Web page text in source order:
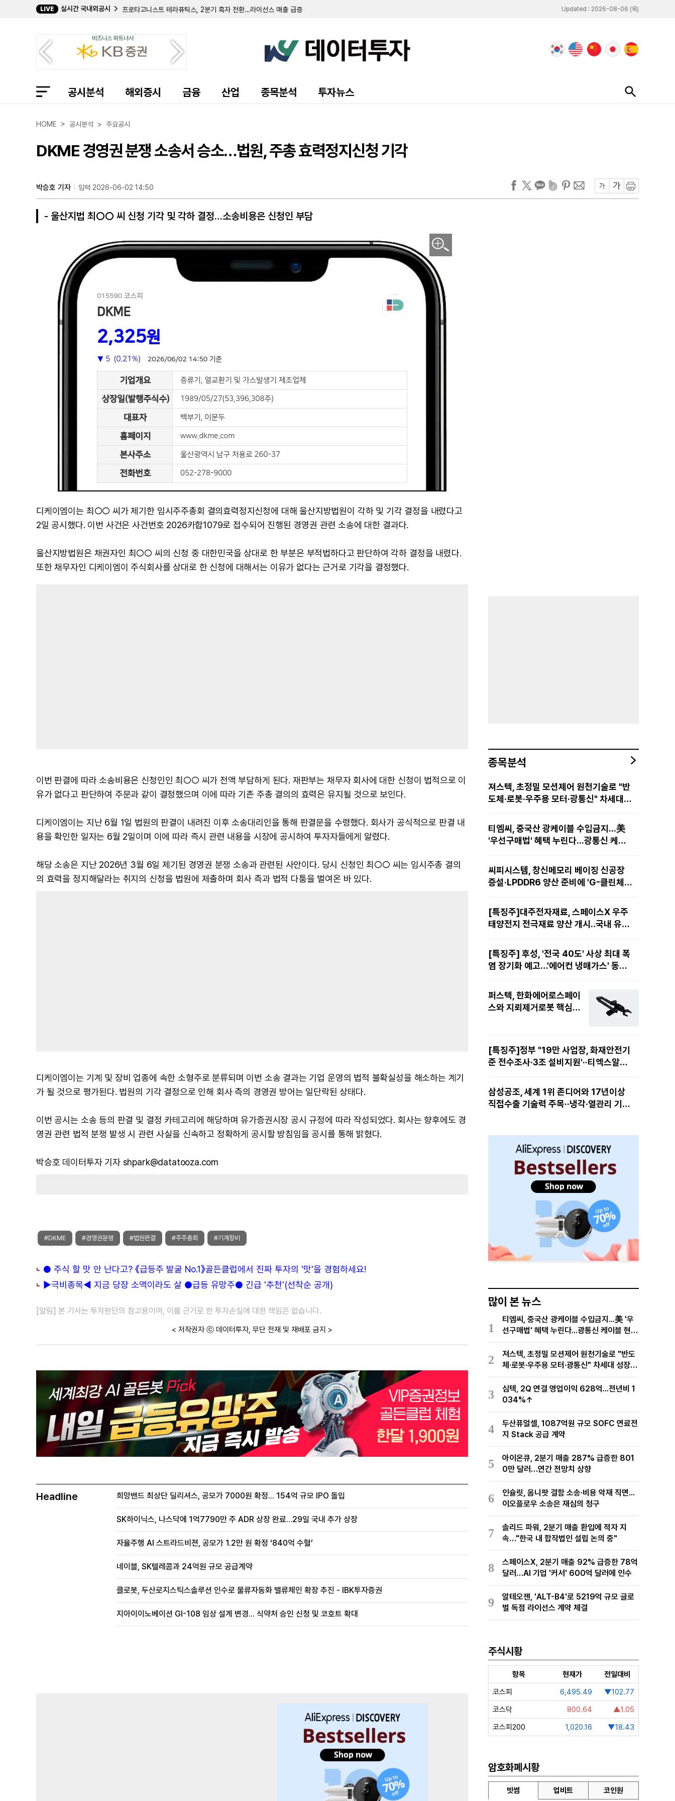
LIVE 실시간 국내외공시
클리어웨이 에너지 C, 2분기 순이익 3000만 달러 기록…연간 가이던스는 하향 조정
데이브, 2분기 매출 30% 성장한 1억 7080만 달러…연간 전망치 상향
레미틀리 글로벌, 2분기 활성 고객 1000만 명 돌파…연간 전망치 상향
SI타임, 2분기 매출 127% 급증한 1억 5740만 달러... 르네사스 타이밍 사업 인수 완료
샌디스크, 4분기 매출 51% 급증…140억 달러 추가 자사주 매입 승인
유니버설 테크니컬 인스티튜트, 3분기 매출 7.2% 증가... 연간 가이던스는 하향 조정
스코츠 미러클 그로, 하스혼 매각 손실 1억 달러 달해…일회성 비용 세부 내역 공개
클로버 헬스, 2분기 흑자 전환 성공…연간 실적 전망치 일제히 상향
Updated : 2026-08-06 (목)
비즈니스 파트너사
공시분석 해외증시 금융 산업 종목분석 투자뉴스
HOME > 공시분석 > 주요공시
DKME 경영권 분쟁 소송서 승소…법원, 주총 효력정지신청 기각
박승호 기자 입력 2026-06-02 14:50
- 울산지법 최○○ 씨 신청 기각 및 각하 결정…소송비용은 신청인 부담
디케이엠이는 최○○ 씨가 제기한 임시주주총회 결의효력정지신청에 대해 울산지방법원이 각하 및 기각 결정을 내렸다고
2일 공시했다. 이번 사건은 사건번호 2026카합1079로 접수되어 진행된 경영권 관련 소송에 대한 결과다.
울산지방법원은 채권자인 최○○ 씨의 신청 중 대한민국을 상대로 한 부분은 부적법하다고 판단하여 각하 결정을 내렸다.
또한 채무자인 디케이엠이 주식회사를 상대로 한 신청에 대해서는 이유가 없다는 근거로 기각을 결정했다.
이번 판결에 따라 소송비용은 신청인인 최○○ 씨가 전액 부담하게 된다. 재판부는 채무자 회사에 대한 신청이 법적으로 이
유가 없다고 판단하여 주문과 같이 결정했으며 이에 따라 기존 주총 결의의 효력은 유지될 것으로 보인다.
디케이엠이는 지난 6월 1일 법원의 판결이 내려진 이후 소송대리인을 통해 판결문을 수령했다. 회사가 공식적으로 판결 내
용을 확인한 일자는 6월 2일이며 이에 따라 즉시 관련 내용을 시장에 공시하여 투자자들에게 알렸다.
해당 소송은 지난 2026년 3월 6일 제기된 경영권 분쟁 소송과 관련된 사안이다. 당시 신청인 최○○ 씨는 임시주총 결의
의 효력을 정지해달라는 취지의 신청을 법원에 제출하며 회사 측과 법적 다툼을 벌여온 바 있다.
디케이엠이는 기계 및 장비 업종에 속한 소형주로 분류되며 이번 소송 결과는 기업 운영의 법적 불확실성을 해소하는 계기
가 될 것으로 평가된다. 법원의 기각 결정으로 인해 회사 측의 경영권 방어는 일단락된 상태다.
이번 공시는 소송 등의 판결 및 결정 카테고리에 해당하며 유가증권시장 공시 규정에 따라 작성되었다. 회사는 향후에도 경
영권 관련 법적 분쟁 발생 시 관련 사실을 신속하고 정확하게 공시할 방침임을 공시를 통해 밝혔다.
박승호 데이터투자 기자 shpark@datatooza.com
#DKME #경영권분쟁 #법원판결 #주주총회 #기계장비
● 주식 할 맛 안 난다고? 《급등주 발굴 No.1》골든클럽에서 진짜 투자의 '맛'을 경험하세요!
▶극비종목◀ 지금 당장 소액이라도 살 ●급등 유망주● 긴급 '추천'(선착순 공개)
[알림] 본 기사는 투자판단의 참고용이며, 이를 근거로 한 투자손실에 대한 책임은 없습니다.
< 저작권자 ⓒ 데이터투자, 무단 전재 및 재배포 금지 >
Headline 희망밴드 최상단 딜리셔스, 공모가 7000원 확정... 154억 규모 IPO 돌입
SK하이닉스, 나스닥에 1억7790만 주 ADR 상장 완료…29일 국내 추가 상장
자율주행 AI 스트라드비젼, 공모가 1.2만 원 확정 ‘840억 수혈’
네이블, SK텔레콤과 24억원 규모 공급계약
클로봇, 두산로지스틱스솔루션 인수로 물류자동화 밸류체인 확장 추진 - IBK투자증권
지아이이노베이션 GI-108 임상 설계 변경... 식약처 승인 신청 및 코호트 확대
종목분석
져스텍, 초정밀 모션제어 원천기술로 "반
도체·로봇·우주용 모터·광통신" 차세대
티엠씨, 중국산 광케이블 수입금지...美
'우선구매법' 혜택 누린다...광통신 케이
씨피시스템, 창신메모리 베이징 신공장
증설·LPDDR6 양산 준비에 'G-클린체
[특징주]대주전자재료, 스페이스X 우주
태양전지 전극재료 양산 개시‥국내 유일
[특징주] 후성, '전국 40도' 사상 최대 폭
염 장기화 예고…'에어컨 냉매가스' 동난
퍼스텍, 한화에어로스페이
스와 지뢰제거로봇 핵심
[특징주]정부 "19만 사업장, 화재안전기
준 전수조사·3조 설비지원'··티엑스알로
삼성공조, 세계 1위 존디어와 17년이상
직접수출 기술력 주목··냉각·열관리 기술
많이 본 뉴스
1
티엠씨, 중국산 광케이블 수입금지...美 '우
선구매법' 혜택 누린다...광통신 케이블 현지
생산
2
져스텍, 초정밀 모션제어 원천기술로 "반도
체·로봇·우주용 모터·광통신" 차세대 성장동
력 재편
3
심텍, 2Q 연결 영업이익 628억...전년비 1
034%↑
4
두산퓨얼셀, 1087억원 규모 SOFC 연료전
지 Stack 공급 계약
5
아이온큐, 2분기 매출 287% 급증한 801
0만 달러…연간 전망치 상향
6
인슐릿, 옴니팟 결함 소송·비용 악재 직면...
이오플로우 소송은 재심의 청구
7
솔리드 파워, 2분기 매출 환입에 적자 지
속…"한국 내 합작법인 설립 논의 중"
8
스페이스X, 2분기 매출 92% 급증한 78억
달러…AI 기업 '커서' 600억 달러에 인수
9
알테오젠, 'ALT-B4'로 5219억 규모 글로
벌 독점 라이선스 계약 체결
주식시황
항목 현재가
전일대비
코스피
6,495.49
▼102.77
코스닥
800.64
▲1.05
코스피200
1,020.16 ▼18.43
암호화폐시황
빗썸 업비트 코인원